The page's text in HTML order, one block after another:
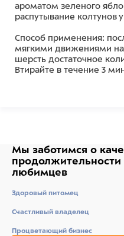
ароматом зеленого
распутывание
Способ применения:
мягкими движениями
шерсть достаточное
Втирайте в течение 3
цетримония хлорид,
феноксиэтанол, парфюм
этилгексилглицерин,
Ингредиенты
Вода, цетеариловый
цетримония хлорид,
Мы заботимся о
любимцев
Здоровый питомец
Счастливый владелец
Процветающий бизнес